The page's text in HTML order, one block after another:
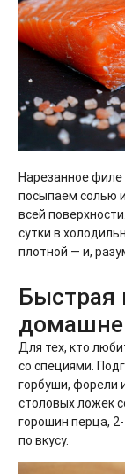
Нарезанное филе
посыпаем солью
всей
сутки в
плотной — и,
Быстрая
Для тех, кто
со специями.
горбуши, форели
столовых ложек
горошин перца,
по вкусу.